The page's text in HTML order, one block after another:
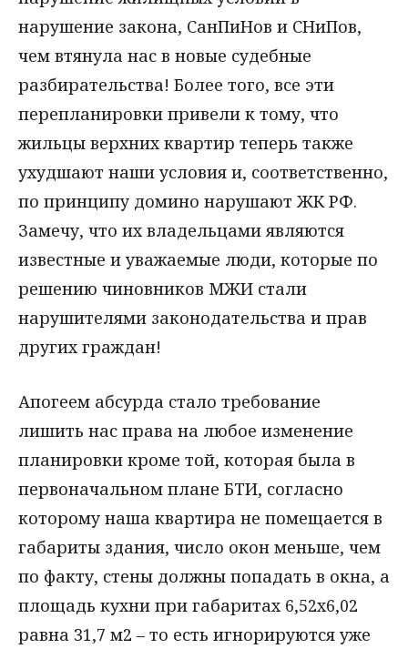
нарушение закона, СанПиНов и СНиПов,
чем втянула нас в новые судебные
разбирательства! Более того, все эти
перепланировки привели к тому, что
жильцы верхних квартир теперь также
ухудшают наши условия и, соответственно,
по принципу домино нарушают ЖК РФ.
Замечу, что их владельцами являются
известные и уважаемые люди, которые по
решению чиновников МЖИ стали
нарушителями законодательства и прав
других граждан!
Апогеем абсурда стало требование
лишить нас права на любое изменение
планировки кроме той, которая была в
первоначальном плане БТИ, согласно
которому наша квартира не помещается в
габариты здания, число окон меньше, чем
по факту, стены должны попадать в окна, а
площадь кухни при габаритах 6,52х6,02
равна 31,7 м2 – то есть игнорируются уже